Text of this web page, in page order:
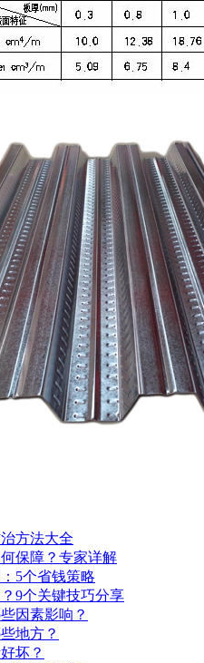
方法大全
保障？专家详解
5个省钱策略
9个关键技巧分享
因素影响？
地方？
坏？